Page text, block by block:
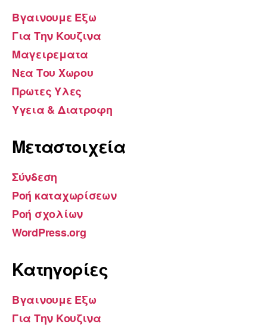
Βγαινουμε Εξω
Για Την Κουζινα
Μαγειρεματα
Νεα Του Χωρου
Πρωτες Υλες
Υγεια & Διατροφη
Μεταστοιχεία
Σύνδεση
Ροή καταχωρίσεων
Ροή σχολίων
WordPress.org
Kατηγορίες
Βγαινουμε Εξω
Για Την Κουζινα